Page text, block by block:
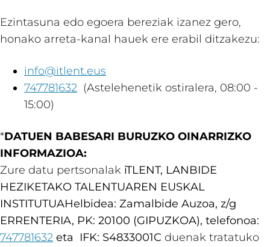
Ezintasuna edo egoera bereziak izanez gero,
honako arreta-kanal hauek ere erabil ditzakezu:
info@itlent.eus
747781632 (Astelehenetik ostiralera, 08:00 -
15:00)
*DATUEN BABESARI BURUZKO OINARRIZKO
INFORMAZIOA:
Zure datu pertsonalak iTLENT, LANBIDE
HEZIKETAKO TALENTUAREN EUSKAL
INSTITUTUAHelbidea: Zamalbide Auzoa, z/g
ERRENTERIA, PK: 20100 (GIPUZKOA), telefonoa:
747781632 eta IFK: S4833001C duenak tratatuko